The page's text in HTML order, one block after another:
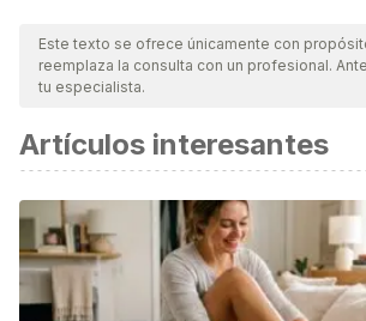
Este texto se ofrece únicamente con
reemplaza la consulta con un profesional.
tu especialista.
Artículos interesantes